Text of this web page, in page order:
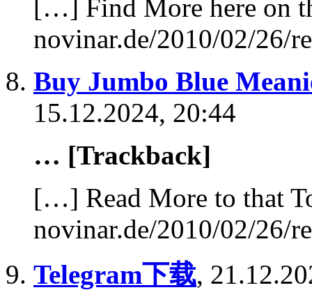
[…] Find More here on
novinar.de/2010/02/
Buy Jumbo Blue
15.12.2024, 20:44
… [Trackback]
[…] Read More to that
novinar.de/2010/02/
Telegram下载,